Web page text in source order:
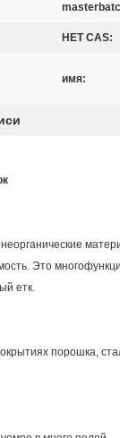
НЕТ CAS:
имя:
Это
етк.
порошка,